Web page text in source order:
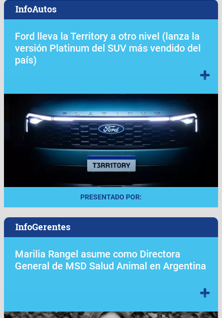
InfoAutos
Ford lleva la Territory a otro nivel (lanza la
versión Platinum del SUV más vendido del
país)
PRESENTADO POR:
InfoGerentes
Marilia Rangel asume como Directora
General de MSD Salud Animal en Argentina